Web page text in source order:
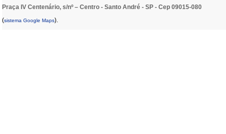
Praça IV Centenário, s/nº – Centro - Santo André - SP - Cep 09015-080
(sistema Google Maps).